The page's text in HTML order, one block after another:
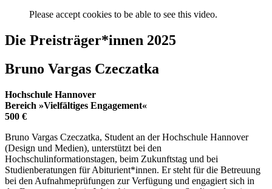
Please accept cookies to be able to see this video.
Die Preisträger*innen 2025
Bruno Vargas Czeczatka
Hochschule Hannover
Bereich »Vielfältiges Engagement«
500 €
Bruno Vargas Czeczatka, Student an der Hochschule Hannover
(Design und Medien), unterstützt bei den
Hochschulinformationstagen, beim Zukunftstag und bei
Studienberatungen für Abiturient*innen. Er steht für die Betreuung
bei den Aufnahmeprüfungen zur Verfügung und engagiert sich in